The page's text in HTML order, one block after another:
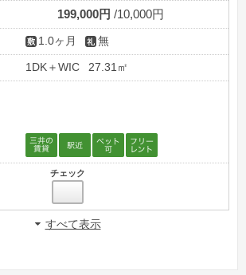
199,000円 10,000円
1.0ヶ月 無
1DK＋WIC 27.31㎡
チェック
すべて表示